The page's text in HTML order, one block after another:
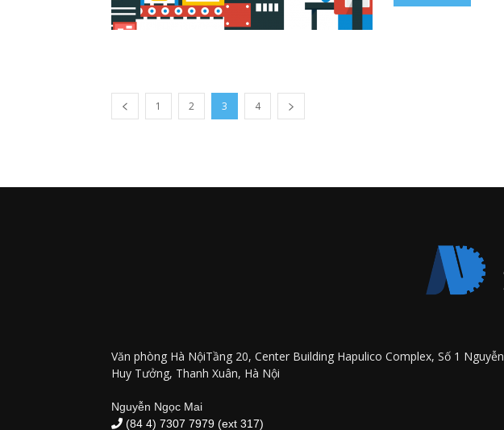
1 2 3 4
Văn phòng Hà NộiTầng 20, Center Building Hapulico Complex, Số 1 Nguyễn
Huy Tưởng, Thanh Xuân, Hà Nội
Nguyễn Ngọc Mai
(84 4) 7307 7979 (ext 317)